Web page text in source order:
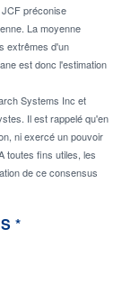
préconise
La moyenne
extrêmes d'un
est donc l'estimation
Systems Inc et
Il est rappelé qu'en
ni exercé un pouvoir
toutes fins utiles, les
de ce consensus
*